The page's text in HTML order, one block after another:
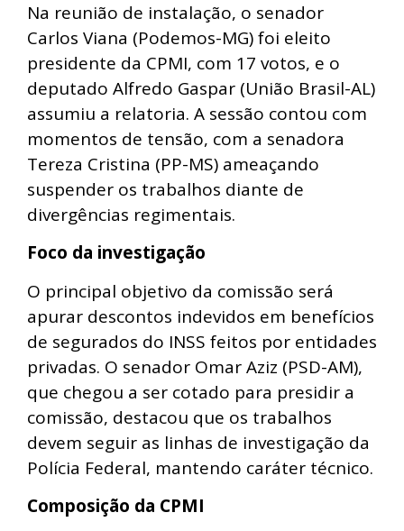
Na reunião de instalação, o senador
Carlos Viana (Podemos-MG) foi eleito
presidente da CPMI, com 17 votos, e o
deputado Alfredo Gaspar (União Brasil-AL)
assumiu a relatoria. A sessão contou com
momentos de tensão, com a senadora
Tereza Cristina (PP-MS) ameaçando
suspender os trabalhos diante de
divergências regimentais.
Foco da investigação
O principal objetivo da comissão será
apurar descontos indevidos em benefícios
de segurados do INSS feitos por entidades
privadas. O senador Omar Aziz (PSD-AM),
que chegou a ser cotado para presidir a
comissão, destacou que os trabalhos
devem seguir as linhas de investigação da
Polícia Federal, mantendo caráter técnico.
Composição da CPMI